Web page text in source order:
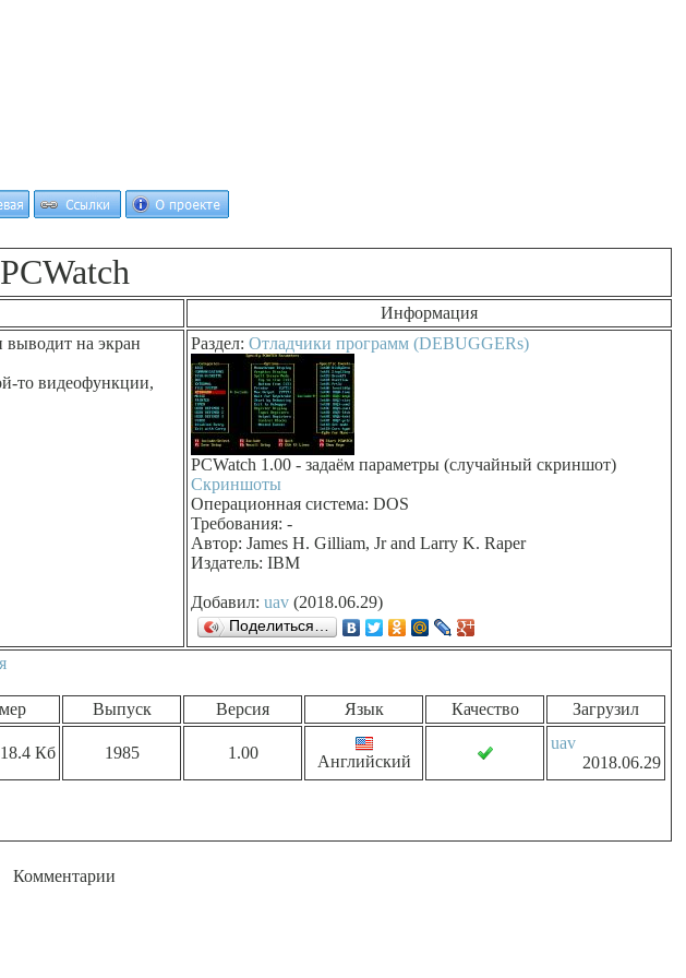
PCWatch
Информация
на экран
то видеофункции,
Раздел: Отладчики программ (DEBUGGERs)
PCWatch 1.00 - задаём параметры (случайный скриншот)
Скриншоты
Операционная система: DOS
Требования: -
Автор: James H. Gilliam, Jr and Larry K. Raper
Издатель: IBM
Добавил: uav (2018.06.29)
Поделиться…
Выпуск Версия Язык Качество
Загрузил
18.4 Кб 1985 1.00 Английский
uav
2018.06.29
Комментарии